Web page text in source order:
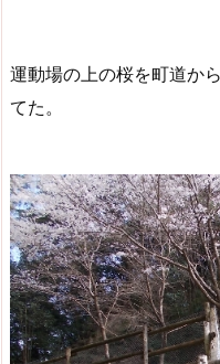
運動場の上の桜を町道か
てた。